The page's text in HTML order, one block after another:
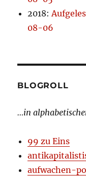
2018:
08-06
BLOGROLL
…in
99 zu Eins
aufwachen-